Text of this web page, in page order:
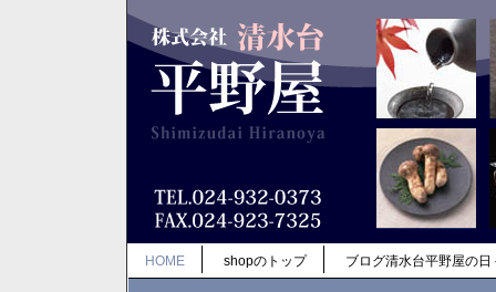
HOME shopのトップ ブログ清水台平野屋の日